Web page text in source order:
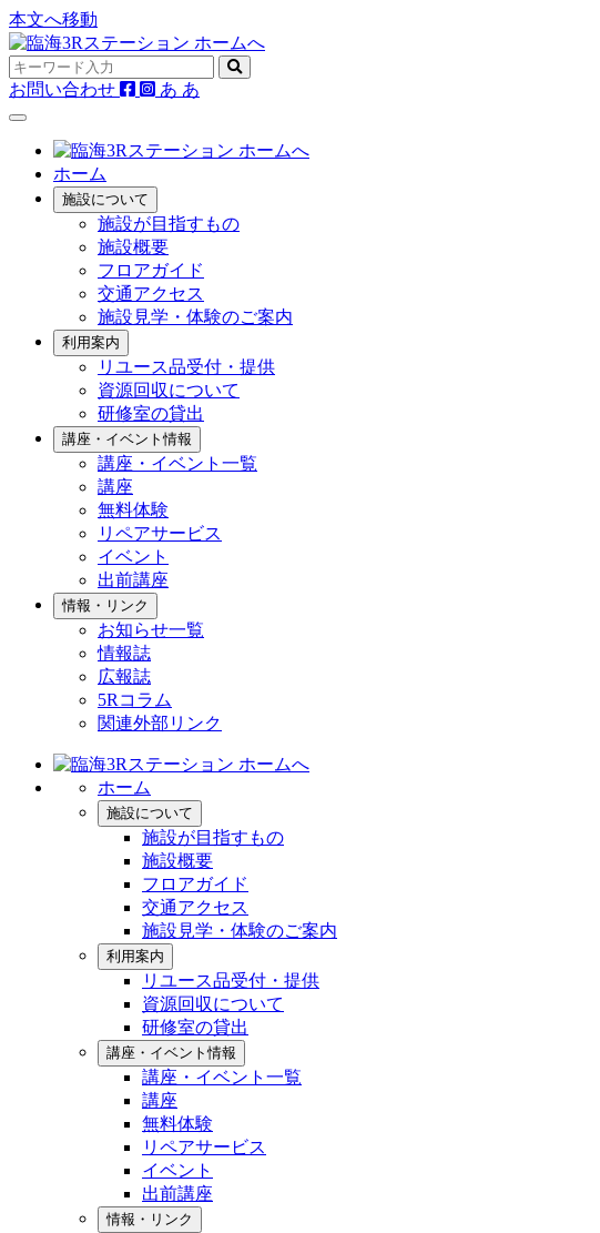
本文へ移動
お問い合わせ あ あ
ホーム
施設について
施設が目指すもの
施設概要
フロアガイド
交通アクセス
施設見学・体験のご案内
利用案内
リユース品受付・提供
資源回収について
研修室の貸出
講座・イベント情報
講座・イベント一覧
講座
無料体験
リペアサービス
イベント
出前講座
情報・リンク
お知らせ一覧
情報誌
広報誌
5Rコラム
関連外部リンク
ホーム
施設について
施設が目指すもの
施設概要
フロアガイド
交通アクセス
施設見学・体験のご案内
利用案内
リユース品受付・提供
資源回収について
研修室の貸出
講座・イベント情報
講座・イベント一覧
講座
無料体験
リペアサービス
イベント
出前講座
情報・リンク